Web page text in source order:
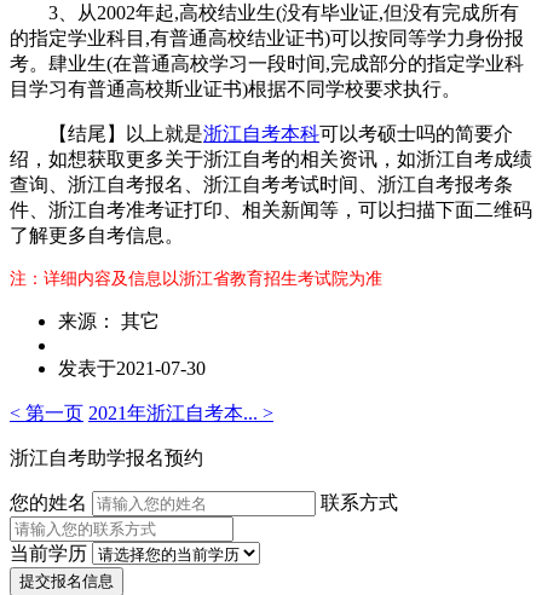
3、从2002年起,高校结业生(没有毕业证,但没有完成所有
的指定学业科目,有普通高校结业证书)可以按同等学力身份报
考。肆业生(在普通高校学习一段时间,完成部分的指定学业科
目学习有普通高校斯业证书)根据不同学校要求执行。
【结尾】以上就是浙江自考本科可以考硕士吗的简要介
绍，如想获取更多关于浙江自考的相关资讯，如浙江自考成绩
查询、浙江自考报名、浙江自考考试时间、浙江自考报考条
件、浙江自考准考证打印、相关新闻等，可以扫描下面二维码
了解更多自考信息。
注：详细内容及信息以浙江省教育招生考试院为准
来源： 其它
发表于2021-07-30
< 第一页 2021年浙江自考本... >
浙江自考助学报名预约
您的姓名 联系方式
当前学历
提交报名信息